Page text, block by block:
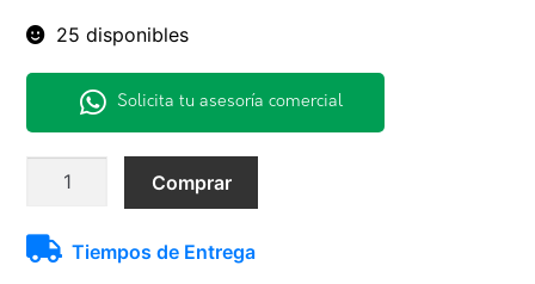
25 disponibles
Solicita tu asesoría comercial
245/75R16
Dunlop
Comprar
Tiempos de Entrega